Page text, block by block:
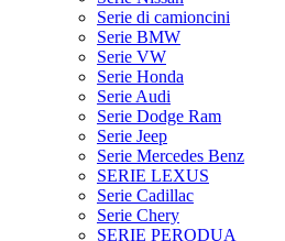
Serie di camioncini
Serie BMW
Serie VW
Serie Honda
Serie Audi
Serie Dodge Ram
Serie Jeep
Serie Mercedes Benz
SERIE LEXUS
Serie Cadillac
Serie Chery
SERIE PERODUA